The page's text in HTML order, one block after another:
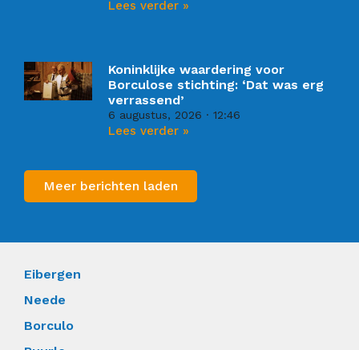
Lees verder »
Koninklijke waardering voor
Borculose stichting: ‘Dat was erg
verrassend’
6 augustus, 2026 12:46
Lees verder »
Meer berichten laden
Eibergen
Neede
Borculo